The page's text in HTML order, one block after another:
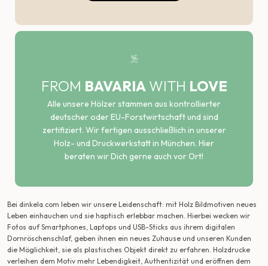
FROM BAVARIA WITH LOVE
Alle unsere Hölzer stammen aus kontrollierter
deutscher oder EU-Forstwirtschaft und sind
zertifiziert. Wir fertigen ausschließlich in unserer
Holz- und Druckwerkstatt in München. Hier
beraten wir Dich gerne auch vor Ort!
Bei dinkela.com leben wir unsere Leidenschaft: mit Holz Bildmotiven neues
Leben einhauchen und sie haptisch erlebbar machen. Hierbei wecken wir
Fotos auf Smartphones, Laptops und USB-Sticks aus ihrem digitalen
Dornröschenschlaf, geben ihnen ein neues Zuhause und unseren Kunden
die Möglichkeit, sie als plastisches Objekt direkt zu erfahren. Holzdrucke
verleihen dem Motiv mehr Lebendigkeit, Authentizität und eröffnen dem